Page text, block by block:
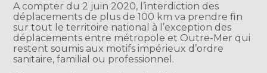
A compter du 2 juin 2020, l’interdiction des
déplacements de plus de 100 km va prendre fin
sur tout le territoire national à l’exception des
déplacements entre métropole et Outre-Mer qui
restent soumis aux motifs impérieux d’ordre
sanitaire, familial ou professionnel.